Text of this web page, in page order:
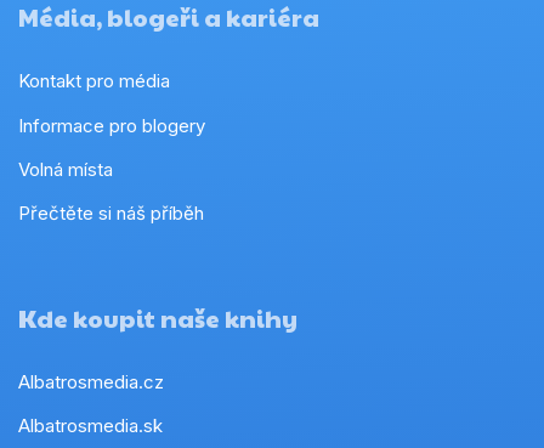
Média, blogeři a kariéra
Kontakt pro média
Informace pro blogery
Volná místa
Přečtěte si náš příběh
Kde koupit naše knihy
Albatrosmedia.cz
Albatrosmedia.sk